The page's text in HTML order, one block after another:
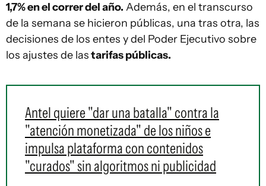
1,7% en el correr del año. Además, en el transcurso
de la semana se hicieron públicas, una tras otra, las
decisiones de los entes y del Poder Ejecutivo sobre
los ajustes de lastarifas públicas.
Antel quiere "dar una batalla" contra la
"atención monetizada" de los niños e
impulsa plataforma con contenidos
"curados" sin algoritmos ni publicidad